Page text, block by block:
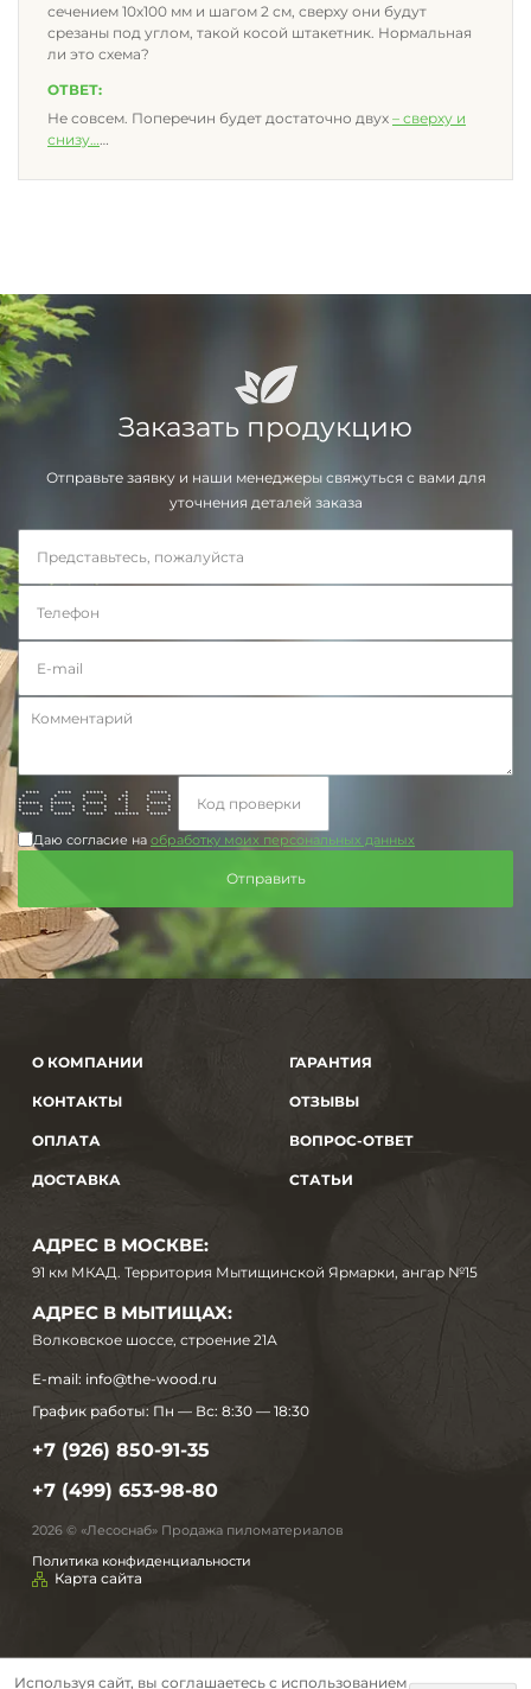
сечением 10х100 мм и шагом 2 см, сверху они будут
срезаны под углом, такой косой штакетник. Нормальная
ли это схема?
ОТВЕТ:
Не совсем. Поперечин будет достаточно двух – сверху и
снизу
Заказать продукцию
Отправьте заявку и наши менеджеры свяжуться с вами для
уточнения деталей заказа
**** **** ***** * *****
* * * * ** * *
* * * * * * * *
****** ****** ***** * *****
* * * * * * * * *
* * * * * * * * *
***** ***** ***** ******* *****
Даю согласие на обработку моих персональных данных
О КОМПАНИИ
КОНТАКТЫ
ОПЛАТА
ДОСТАВКА
ГАРАНТИЯ
ОТЗЫВЫ
ВОПРОС-ОТВЕТ
СТАТЬИ
АДРЕС В МОСКВЕ:
91 км МКАД. Территория Мытищинской Ярмарки, ангар №15
АДРЕС В МЫТИЩАХ:
Волковское шоссе, строение 21А
E-mail: info@the-wood.ru
График работы: Пн — Вс: 8:30 — 18:30
+7 (926) 850-91-35
+7 (499) 653-98-80
2026 © «Лесоснаб» Продажа пиломатериалов
Политика конфиденциальности
Карта сайта
Используя сайт, вы соглашаетесь с использованием